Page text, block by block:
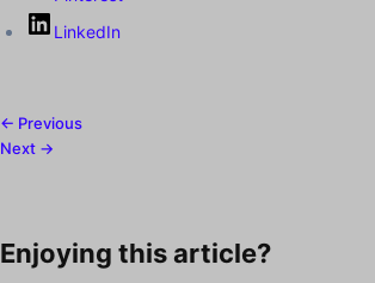
LinkedIn
← Previous
Next →
Enjoying this article?